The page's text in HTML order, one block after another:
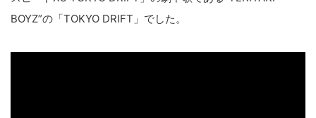
BOYZ”の「TOKYO DRIFT」でした。